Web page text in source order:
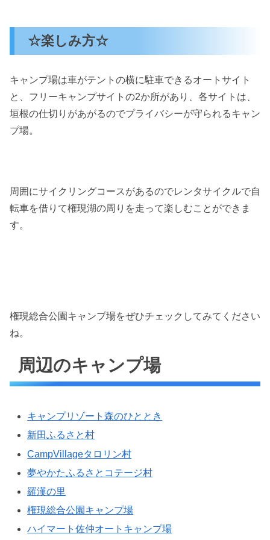
☆楽しみ方☆
キャンプ場は車がテントの横に駐車できるオートサイト
と、フリーキャンプサイトの2か所があり、各サイトは、
垣根の仕切りがあがるのでプライバシーが守られるキャン
プ場。
周囲にサイクリングコースがあるのでレンタサイクルで自
転車を借りて権現湖の周りを走って楽しむことができま
す。
権現総合公園キャンプ場をぜひチェックしてみてください
ね。
周辺のキャンプ場
キャンプリゾート森のひととき
新田ふるさと村
CampVillageタロリン村
夢やかたふるさとコテージ村
羅漢の里
権現総合公園キャンプ場
ハイマート佐仲オートキャンプ場